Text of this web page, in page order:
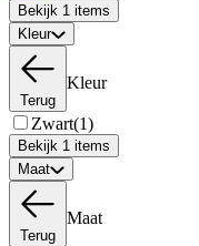
Bekijk 1 items
Kleur
Terug
Kleur
Zwart(1)
Bekijk 1 items
Maat
Terug
Maat